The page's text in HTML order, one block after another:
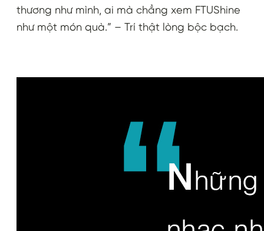
thương như mình, ai mà chẳng xem FTUShine
như một món quà.” – Trí thật lòng bộc bạch.